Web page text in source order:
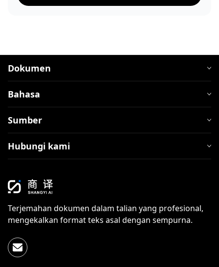
Dokumen
Bahasa
Sumber
Hubungi kami
Terjemahan dokumen dalam talian yang profesional,
mengekalkan format teks asal dengan sempurna.